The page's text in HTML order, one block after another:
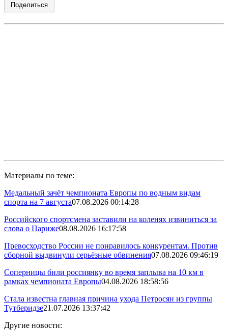
Поделиться
Материалы по теме:
Медальный зачёт чемпионата Европы по водным видам
спорта на 7 августа07.08.2026 00:14:28
Российского спортсмена заставили на коленях извиниться за
слова о Париже08.08.2026 16:17:58
Превосходство России не понравилось конкурентам. Против
сборной выдвинули серьёзные обвинения07.08.2026 09:46:19
Соперницы били россиянку во время заплыва на 10 км в
рамках чемпионата Европы04.08.2026 18:58:56
Стала известна главная причина ухода Петросян из группы
Тутберидзе21.07.2026 13:37:42
Другие новости: